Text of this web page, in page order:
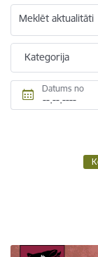
Meklēt aktualitāti
Kategorija
Datums no